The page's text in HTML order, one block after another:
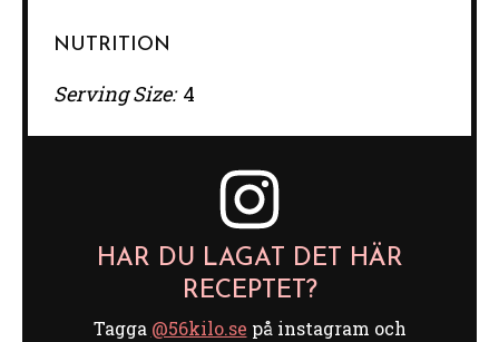
NUTRITION
Serving Size: 4
HAR DU LAGAT DET HÄR
RECEPTET?
Tagga @56kilo.se på instagram och